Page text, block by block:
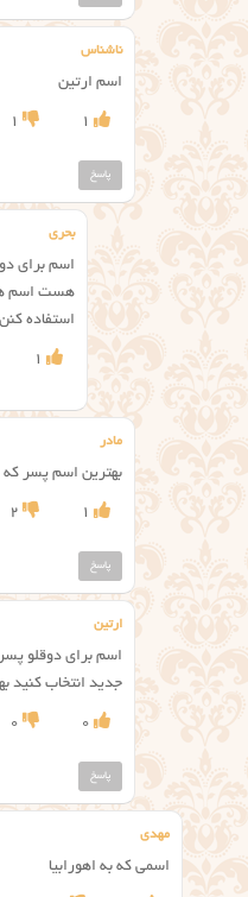
ناشناس
اسم ارتین
1
1
پاسخ
بحری
اسم برای
هست اسم
استفاده کنن
1
مادر
بهترین اسم پسر
1
2
پاسخ
ارتین
اسم برای دوقلو
جدید انتخاب کنید
0
0
پاسخ
مهدی
اسمی که به اهورابیا